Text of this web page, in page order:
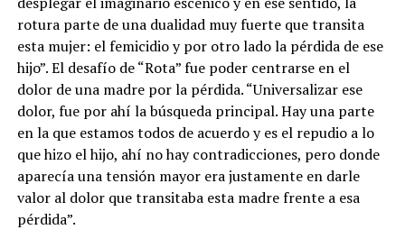
rotura parte de una dualidad muy fuerte que transita
esta mujer: el femicidio y por otro lado la pérdida de ese
hijo”. El desafío de “Rota” fue poder centrarse en el
dolor de una madre por la pérdida. “Universalizar ese
dolor, fue por ahí la búsqueda principal. Hay una parte
en la que estamos todos de acuerdo y es el repudio a lo
que hizo el hijo, ahí no hay contradicciones, pero donde
aparecía una tensión mayor era justamente en darle
valor al dolor que transitaba esta madre frente a esa
pérdida”.